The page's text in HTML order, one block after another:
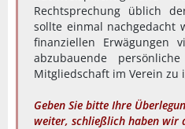
Rechtsprechung üblich
sollte einmal nachgedacht
finanziellen Erwägungen
abzubauende
Mitgliedschaft im Verein zu
Geben Sie bitte Ihre
weiter, schließlich haben wir